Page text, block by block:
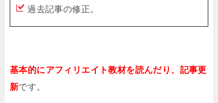
過去記事の修正。
基本的にアフィリエイト教材を読んだり、記事更
新です。